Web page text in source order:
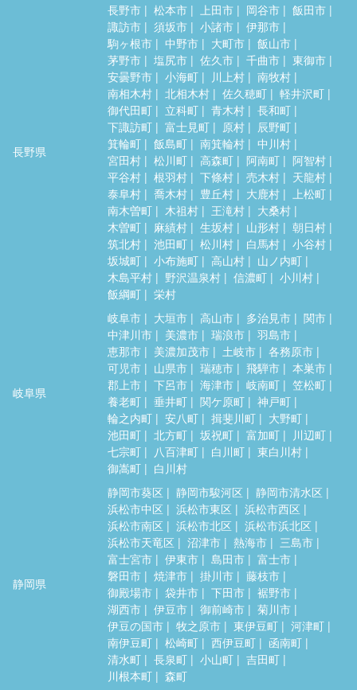
長野県
長野市 松本市 上田市 岡谷市
飯田市
諏訪市
須坂市 小諸市
伊那市
駒ヶ根市
中野市 大町市
飯山市
茅野市
塩尻市 佐久市 千曲市
東御市
安曇野市
小海町 川上村
南牧村
南相木村
北相木村 佐久穂町
軽井沢町
御代田町
立科町 青木村
長和町
下諏訪町
富士見町 原村
辰野町
箕輪町
飯島町 南箕輪村
中川村
宮田村
松川町 高森町 阿南町
阿智村
平谷村
根羽村 下條村 売木村
天龍村
泰阜村
喬木村 豊丘村 大鹿村
上松町
南木曽町
木祖村 王滝村
大桑村
木曽町
麻績村 生坂村 山形村
朝日村
筑北村
池田町 松川村 白馬村
小谷村
坂城町
小布施町 高山村
山ノ内町
木島平村
野沢温泉村 信濃町
小川村
飯綱町
栄村
岐阜県
岐阜市 大垣市 高山市 多治見市
関市
中津川市
美濃市 瑞浪市
羽島市
恵那市
美濃加茂市 土岐市
各務原市
可児市
山県市 瑞穂市 飛騨市
本巣市
郡上市
下呂市 海津市 岐南町
笠松町
養老町
垂井町 関ケ原町
神戸町
輪之内町
安八町 揖斐川町
大野町
池田町
北方町 坂祝町 富加町
川辺町
七宗町
八百津町 白川町
東白川村
御嵩町
白川村
静岡県
静岡市葵区 静岡市駿河区
静岡市清水区
浜松市中区
浜松市東区
浜松市西区
浜松市南区
浜松市北区
浜松市浜北区
浜松市天竜区
沼津市 熱海市
三島市
富士宮市
伊東市 島田市
富士市
磐田市
焼津市 掛川市
藤枝市
御殿場市
袋井市 下田市
裾野市
湖西市
伊豆市 御前崎市
菊川市
伊豆の国市
牧之原市 東伊豆町
河津町
南伊豆町
松崎町 西伊豆町
函南町
清水町
長泉町 小山町
吉田町
川根本町
森町